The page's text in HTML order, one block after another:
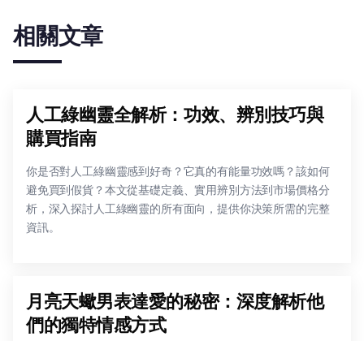
相關文章
人工綠幽靈全解析：功效、辨別技巧與
購買指南
你是否對人工綠幽靈感到好奇？它真的有能量功效嗎？該如何
避免買到假貨？本文從基礎定義、實用辨別方法到市場價格分
析，深入探討人工綠幽靈的所有面向，提供你決策所需的完整
資訊。
月亮天蠍男表達愛的秘密：深度解析他
們的獨特情感方式